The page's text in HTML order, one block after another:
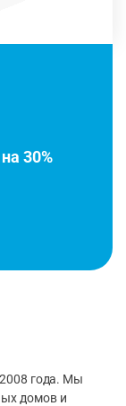
30%
года. Мы
домов и